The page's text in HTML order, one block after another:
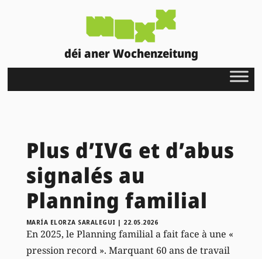
déi aner Wochenzeitung
Plus d’IVG et d’abus
signalés au
Planning familial
MARÍA ELORZA SARALEGUI | 22.05.2026
En 2025, le Planning familial a fait face à une «
pression record ». Marquant 60 ans de travail